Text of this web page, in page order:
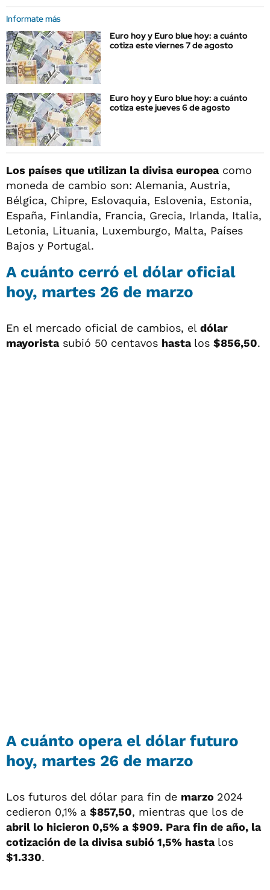
Informate más
Euro hoy y Euro blue hoy: a cuánto
cotiza este viernes 7 de agosto
Euro hoy y Euro blue hoy: a cuánto
cotiza este jueves 6 de agosto
Los países que utilizan la divisa europeacomo
moneda de cambio son: Alemania, Austria,
Bélgica, Chipre, Eslovaquia, Eslovenia, Estonia,
España, Finlandia, Francia, Grecia, Irlanda, Italia,
Letonia, Lituania, Luxemburgo, Malta, Países
Bajos y Portugal.
A cuánto cerró el dólar oficial
hoy, martes 26 de marzo
En el mercado oficial de cambios, el dólar
mayoristasubió 50 centavos hasta los $856,50.
A cuánto opera el dólar futuro
hoy, martes 26 de marzo
Los futuros del dólar para fin de marzo 2024
cedieron 0,1% a $857,50, mientras que los de
abril lo hicieron 0,5% a $909. Para fin de año, la
cotización de la divisa subió 1,5% hasta los
$1.330.